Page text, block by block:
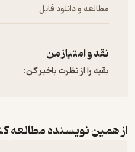
مطالعه و دانلود فایل
نقد و امتیاز من
بقیه را از نظرت باخبر کن:
از همین نویسنده مطالعه